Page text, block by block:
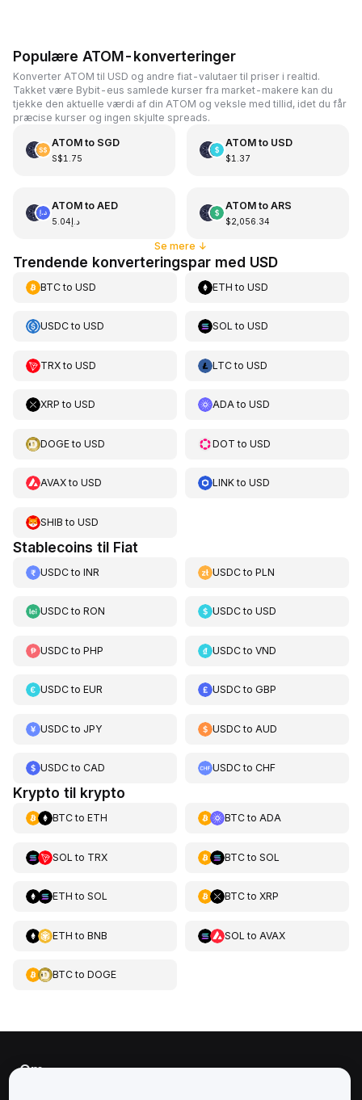
Populære ATOM-konverteringer
Konverter ATOM til USD og andre fiat-valutaer til priser i realtid.
Takket være Bybit-eus samlede kurser fra market-makere kan du
tjekke den aktuelle værdi af din ATOM og veksle med tillid, idet du får
præcise kurser og ingen skjulte spreads.
ATOMto SGD
S$1.75
ATOMto USD
$1.37
ATOMto AED
د.إ5.04
ATOMto ARS
$2,056.34
Se mere ↓
Trendende konverteringspar med USD
BTCto USD ETH toUSD
USDCto USD SOL toUSD
TRXto USD LTCtoUSD
XRP to USD ADAtoUSD
DOGEto USD DOT toUSD
AVAXto USD LINKtoUSD
SHIB to USD
Stablecoins til Fiat
USDCto INR USDCtoPLN
USDCto RON USDCtoUSD
USDCto PHP USDCtoVND
USDCto EUR USDCtoGBP
USDCto JPY USDCto AUD
USDCto CAD USDCtoCHF
Krypto til krypto
BTCto ETH BTCto ADA
SOL to TRX BTCto SOL
ETH to SOL BTCto XRP
ETH to BNB SOL to AVAX
BTCto DOGE
Om